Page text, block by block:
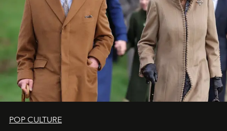
POP CULTURE